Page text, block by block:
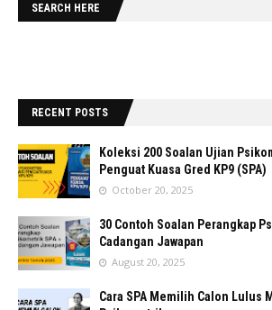
SEARCH HERE
RECENT POSTS
Koleksi 200 Soalan Ujian
Penguat Kuasa Gred KP9 (SPA)
October 20, 2025
30 Contoh Soalan Perangkap
Cadangan Jawapan
August 20, 2025
Cara SPA Memilih Calon Lulus